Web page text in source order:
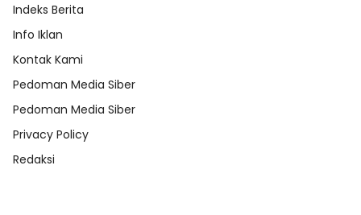
Indeks Berita
Info Iklan
Kontak Kami
Pedoman Media Siber
Pedoman Media Siber
Privacy Policy
Redaksi